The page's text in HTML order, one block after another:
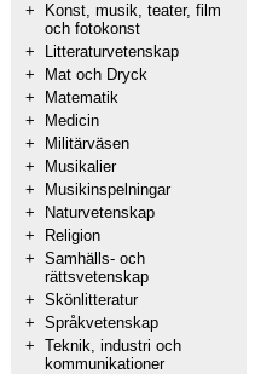
+
Konst, musik, teater, film
och fotokonst
+
Litteraturvetenskap
+
Mat och Dryck
+
Matematik
+
Medicin
+
Militärväsen
+
Musikalier
+
Musikinspelningar
+
Naturvetenskap
+
Religion
+ Samhälls- och
rättsvetenskap
+ Skönlitteratur
+ Språkvetenskap
+ Teknik, industri och
kommunikationer